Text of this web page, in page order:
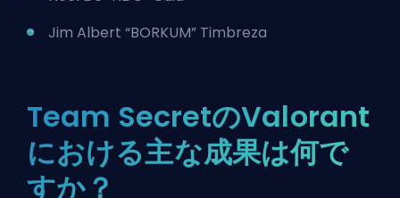
Jim Albert “BORKUM” Timbreza
Team SecretのValorant
における主な成果は何で
すか？